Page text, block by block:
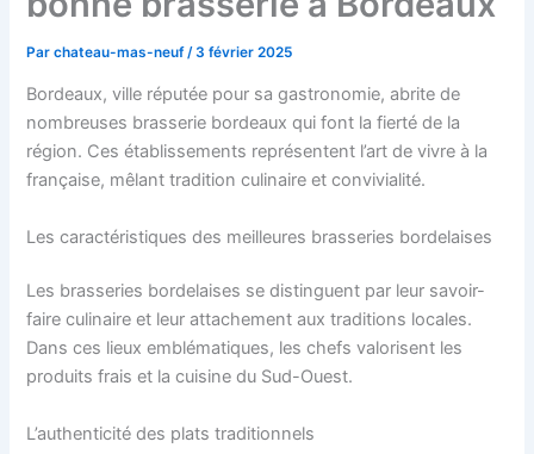
Parchateau-mas-neuf /3 février 2025
Bordeaux, ville réputée pour sa gastronomie, abrite de
nombreuses brasserie bordeaux qui font la fierté de la
région. Ces établissements représentent l’art de vivre à la
française, mêlant tradition culinaire et convivialité.
Les caractéristiques des meilleures brasseries bordelaises
Les brasseries bordelaises se distinguent par leur savoir-
faire culinaire et leur attachement aux traditions locales.
Dans ces lieux emblématiques, les chefs valorisent les
produits frais et la cuisine du Sud-Ouest.
L’authenticité des plats traditionnels